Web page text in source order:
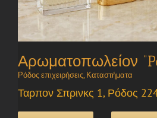
Αρωματοπωλείον
Ρόδος επιχειρήσεις, Καταστήματα
Ταρπον Σπρινκς 1, Ρόδος